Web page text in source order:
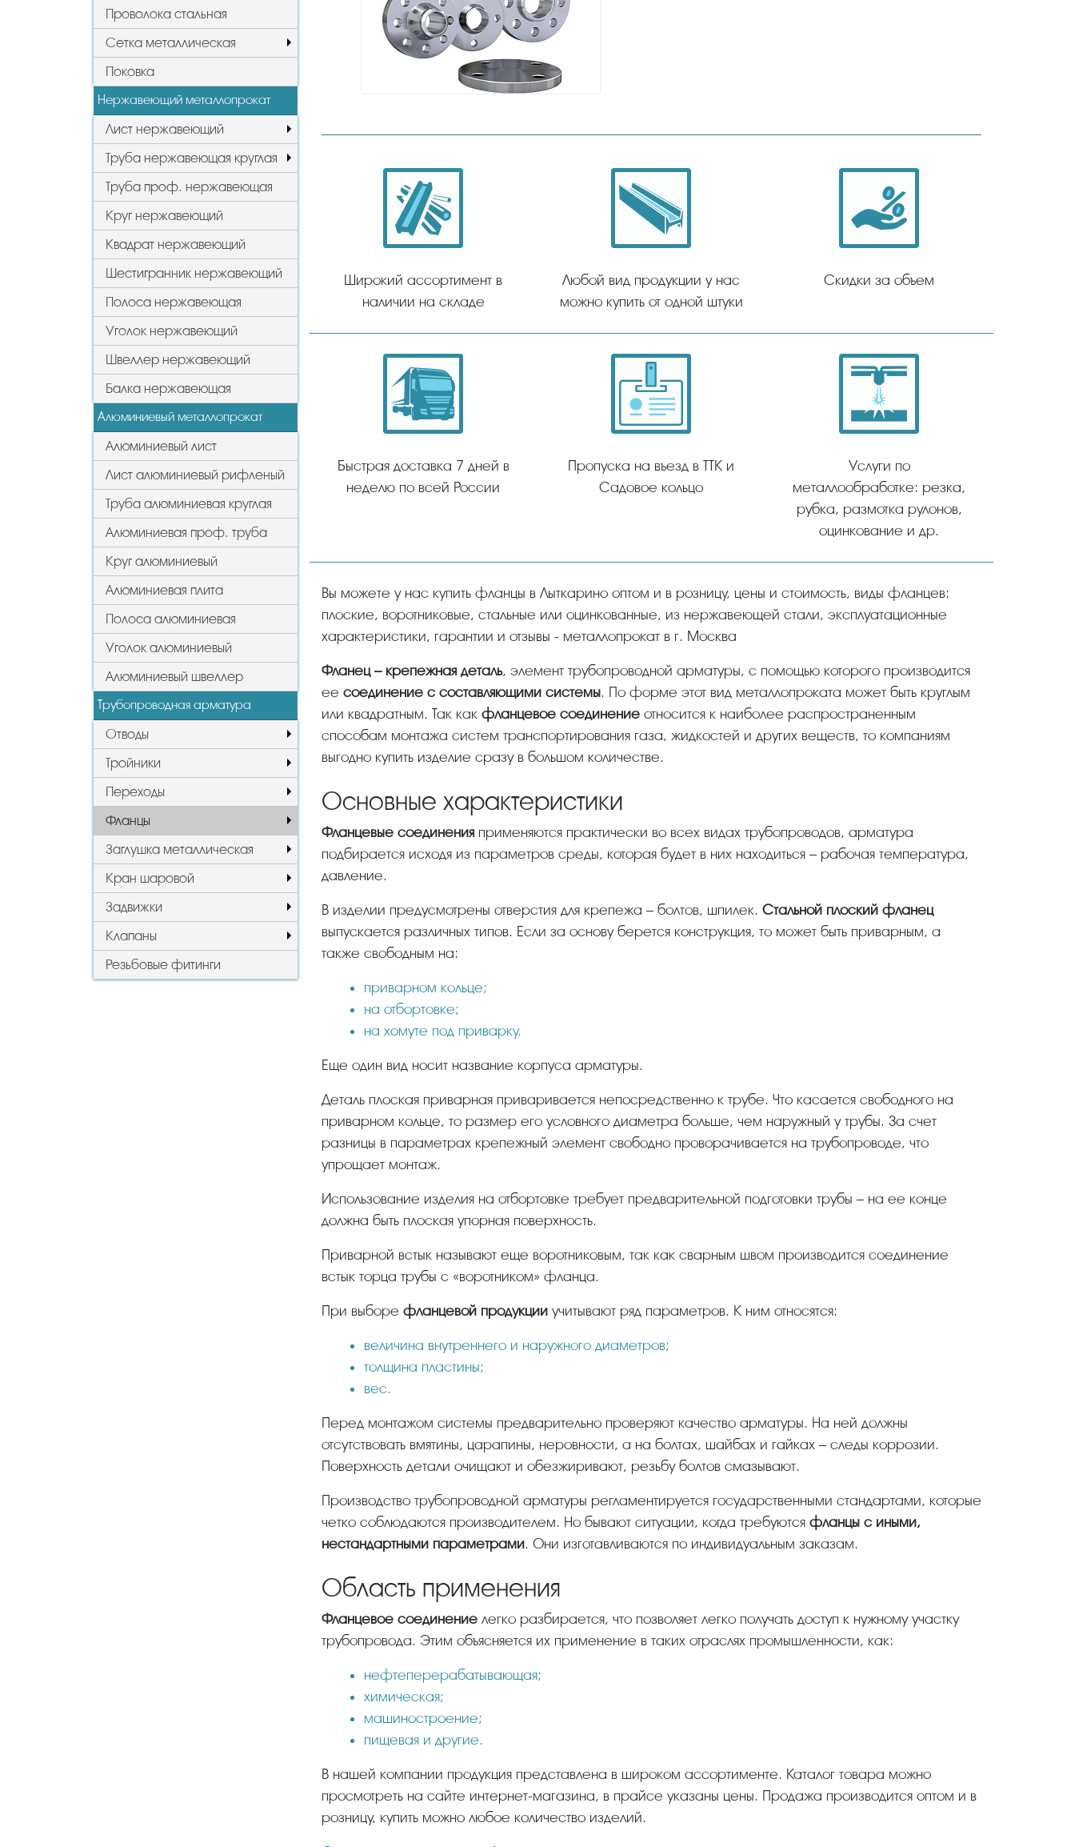
Проволока стальная
Сетка металлическая
Поковка
Нержавеющий металлопрокат
Лист нержавеющий
Труба нержавеющая круглая
Труба проф. нержавеющая
Круг нержавеющий
Квадрат нержавеющий
Шестигранник нержавеющий
Полоса нержавеющая
Уголок нержавеющий
Швеллер нержавеющий
Балка нержавеющая
Алюминиевый металлопрокат
Алюминиевый лист
Лист алюминиевый рифленый
Труба алюминиевая круглая
Алюминиевая проф. труба
Круг алюминиевый
Алюминиевая плита
Полоса алюминиевая
Уголок алюминиевый
Алюминиевый швеллер
Трубопроводная арматура
Отводы
Тройники
Переходы
Фланцы
Заглушка металлическая
Кран шаровой
Задвижки
Клапаны
Резьбовые фитинги
Широкий ассортимент в
наличии на складе
Любой вид продукции у нас
можно купить от одной штуки
Скидки за объем
Быстрая доставка 7 дней в
неделю по всей России
Пропуска на въезд в ТТК и
Садовое кольцо
Услуги по
металлообработке: резка,
рубка, размотка рулонов,
оцинкование и др.
Вы можете у нас купить фланцы в Лыткарино оптом и в розницу, цены и стоимость, виды фланцев:
плоские, воротниковые, стальные или оцинкованные, из нержавеющей стали, эксплуатационные
характеристики, гарантии и отзывы - металлопрокат в г. Москва
Фланец – крепежная деталь, элемент трубопроводной арматуры, с помощью которого производится
ее соединение с составляющими системы. По форме этот вид металлопроката может быть круглым
или квадратным. Так как фланцевое соединение относится к наиболее распространенным
способам монтажа систем транспортирования газа, жидкостей и других веществ, то компаниям
выгодно купить изделие сразу в большом количестве.
Основные характеристики
Фланцевые соединения применяются практически во всех видах трубопроводов, арматура
подбирается исходя из параметров среды, которая будет в них находиться – рабочая температура,
давление.
В изделии предусмотрены отверстия для крепежа – болтов, шпилек. Стальной плоский фланец
выпускается различных типов. Если за основу берется конструкция, то может быть приварным, а
также свободным на:
приварном кольце;
на отбортовке;
на хомуте под приварку.
Еще один вид носит название корпуса арматуры.
Деталь плоская приварная приваривается непосредственно к трубе. Что касается свободного на
приварном кольце, то размер его условного диаметра больше, чем наружный у трубы. За счет
разницы в параметрах крепежный элемент свободно проворачивается на трубопроводе, что
упрощает монтаж.
Использование изделия на отбортовке требует предварительной подготовки трубы – на ее конце
должна быть плоская упорная поверхность.
Приварной встык называют еще воротниковым, так как сварным швом производится соединение
встык торца трубы с «воротником» фланца.
При выборе фланцевой продукции учитывают ряд параметров. К ним относятся:
величина внутреннего и наружного диаметров;
толщина пластины;
вес.
Перед монтажом системы предварительно проверяют качество арматуры. На ней должны
отсутствовать вмятины, царапины, неровности, а на болтах, шайбах и гайках – следы коррозии.
Поверхность детали очищают и обезжиривают, резьбу болтов смазывают.
Производство трубопроводной арматуры регламентируется государственными стандартами, которые
четко соблюдаются производителем. Но бывают ситуации, когда требуются фланцы с иными,
нестандартными параметрами. Они изготавливаются по индивидуальным заказам.
Область применения
Фланцевое соединение легко разбирается, что позволяет легко получать доступ к нужному участку
трубопровода. Этим объясняется их применение в таких отраслях промышленности, как:
нефтеперерабатывающая;
химическая;
машиностроение;
пищевая и другие.
В нашей компании продукция представлена в широком ассортименте. Каталог товара можно
просмотреть на сайте интернет-магазина, в прайсе указаны цены. Продажа производится оптом и в
розницу, купить можно любое количество изделий.